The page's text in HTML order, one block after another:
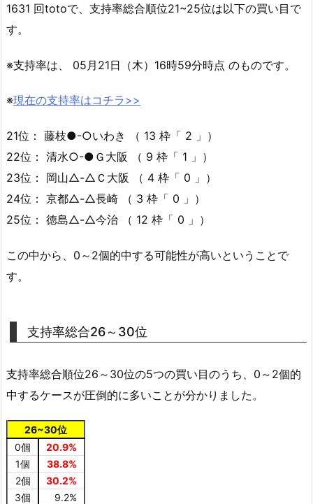
1631 回totoで、支持率総合順位21~25位は以下の買い目で
す。
※支持率は、 05月21日（木）16時59分時点 のものです。
※現在の支持率はコチラ>>
21位： 藤枝●-○いわき （ 13 枠「 2 」）
22位： 清水○-●Ｇ大阪 （ 9 枠「 1 」）
23位： 岡山△-△Ｃ大阪 （ 4 枠「 0 」）
24位： 京都△-△長崎 （ 3 枠「 0 」）
25位： 徳島△-△今治 （ 12 枠「 0 」）
この中から、0～2個的中する可能性が高いということで
す。
支持率総合26～30位
支持率総合順位26～30位の5つの買い目のうち、0～2個的
中するケースが圧倒的に多いことが分かりました。
26~30位
0個
20.9%
1個
38.8%
2個
30.2%
3個
9.2%